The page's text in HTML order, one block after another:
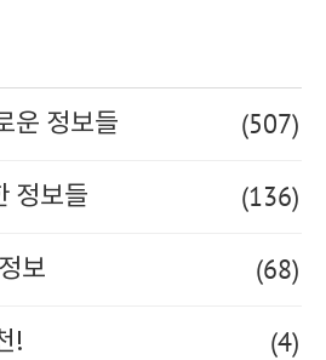
운 정보들 (507)
정보들 (136)
보 (68)
! (4)